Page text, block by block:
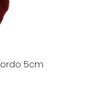
5cm